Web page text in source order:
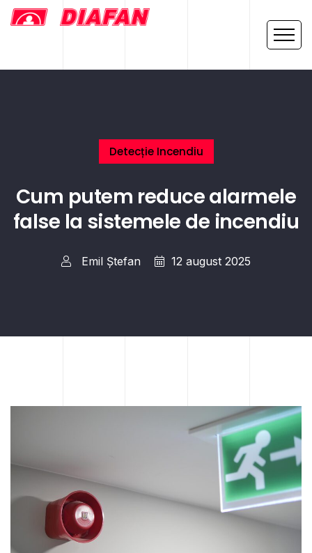
Detecție Incendiu
Cum putem reduce alarmele
false la sistemele de incendiu
Emil Ștefan 12 august 2025